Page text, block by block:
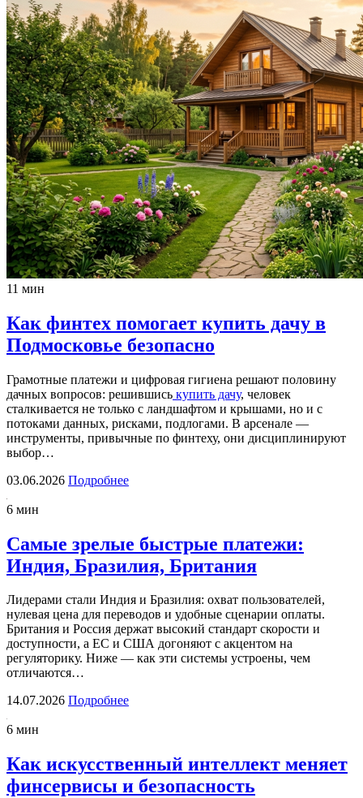
11 мин
Как финтех помогает купить дачу в
Подмосковье безопасно
Грамотные платежи и цифровая гигиена решают половину
дачных вопросов: решившись купить дачу, человек
сталкивается не только с ландшафтом и крышами, но и с
потоками данных, рисками, подлогами. В арсенале —
инструменты, привычные по финтеху, они дисциплинируют
выбор…
03.06.2026 Подробнее
6 мин
Самые зрелые быстрые платежи:
Индия, Бразилия, Британия
Лидерами стали Индия и Бразилия: охват пользователей,
нулевая цена для переводов и удобные сценарии оплаты.
Британия и Россия держат высокий стандарт скорости и
доступности, а ЕС и США догоняют с акцентом на
регуляторику. Ниже — как эти системы устроены, чем
отличаются…
14.07.2026 Подробнее
6 мин
Как искусственный интеллект меняет
финсервисы и безопасность